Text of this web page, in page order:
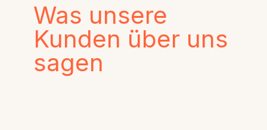
Was unsere
Kunden über uns
sagen